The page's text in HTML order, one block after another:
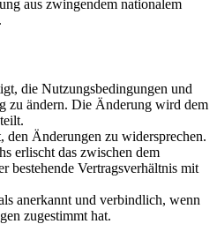
aus zwingendem nationalem
die Nutzungsbedingungen und
zu ändern. Die Änderung wird dem
den Änderungen zu widersprechen.
erlischt das zwischen dem
bestehende Vertragsverhältnis mit
anerkannt und verbindlich, wenn
zugestimmt hat.